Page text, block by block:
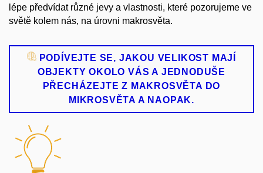
lépe předvídat různé jevy a vlastnosti, které pozorujeme ve
světě kolem nás, na úrovni makrosvěta.
PODÍVEJTE SE, JAKOU VELIKOST MAJÍ
OBJEKTY OKOLO VÁS A JEDNODUŠE
PŘECHÁZEJTE Z MAKROSVĚTA DO
MIKROSVĚTA A NAOPAK.